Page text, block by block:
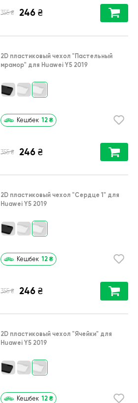
355 ₴ 246 ₴
2D пластиковый чехол "Пастельный
мрамор" для Huawei Y5 2019
Кешбек 12 ₴
355 ₴ 246 ₴
2D пластиковый чехол "Сердце 1" для
Huawei Y5 2019
Кешбек 12 ₴
355 ₴ 246 ₴
2D пластиковый чехол "Ячейки" для
Huawei Y5 2019
Кешбек 12 ₴